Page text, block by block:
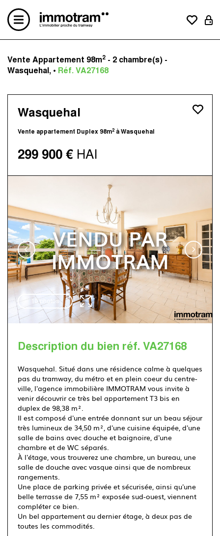
Acheter un bien
Vendre un bien
Le concept
Nos avis clients
Contactez-nous
Immotram La Madeleine
Immotram Marcq-en-Baroeul
Immotram Mouvaux
Immotram Roubaix
Immotram Villeneuve d'Ascq
03 20 555 222
Vente Appartement 98m2 - 2 chambre(s) -
Wasquehal, • Réf. VA27168
Wasquehal
Vente appartement Duplex 98m2 à Wasquehal
299 900 € HAI
VENDU PAR
IMMOTRAM
10 photos
Description du bien réf. VA27168
Wasquehal. Situé dans une résidence calme à quelques
pas du tramway, du métro et en plein coeur du centre-
ville, l'agence immobilière IMMOTRAM vous invite à
venir découvrir ce très bel appartement T3 bis en
duplex de 98,38 m².
Il est composé d'une entrée donnant sur un beau séjour
très lumineux de 34,50 m², d'une cuisine équipée, d'une
salle de bains avec douche et baignoire, d'une
chambre et de WC séparés.
À l'étage, vous trouverez une chambre, un bureau, une
salle de douche avec vasque ainsi que de nombreux
rangements.
Une place de parking privée et sécurisée, ainsi qu'une
belle terrasse de 7,55 m² exposée sud-ouest, viennent
compléter ce bien.
Un bel appartement au dernier étage, à deux pas de
toutes les commodités.